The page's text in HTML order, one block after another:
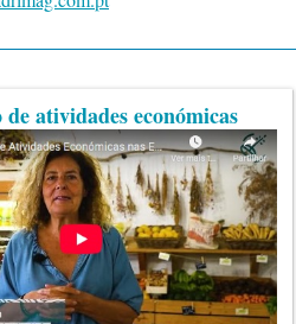
atividades económicas